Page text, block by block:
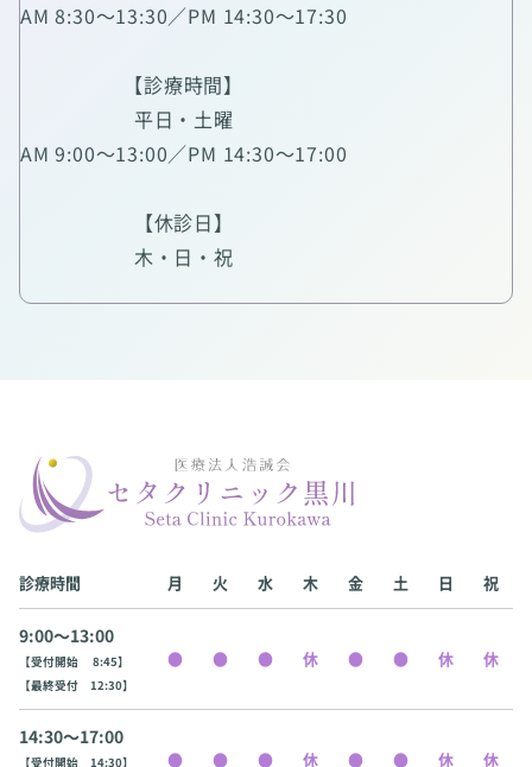
AM 8:30～13:30／PM 14:30～17:30
【診療時間】
平日・土曜
AM 9:00～13:00／PM 14:30～17:00
【休診日】
木・日・祝
診療時間 月 火 水 木 金 土 日 祝
9:00〜13:00
【受付開始 8:45】
【最終受付 12:30】
14:30〜17:00
【受付開始 14:30】